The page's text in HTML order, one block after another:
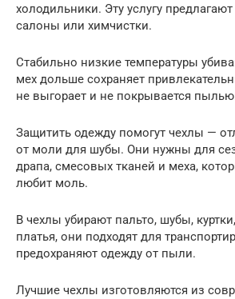
холодильники. Эту услугу
салоны или химчистки.
Стабильно низкие температуры
мех дольше сохраняет
не выгорает и не покрывается
Защитить одежду помогут чехлы —
от моли для шубы. Они нужны для
драпа, смесовых тканей и меха,
любит моль.
В чехлы убирают пальто, шубы,
платья, они подходят для
предохраняют одежду от пыли.
Лучшие чехлы изготовляются из